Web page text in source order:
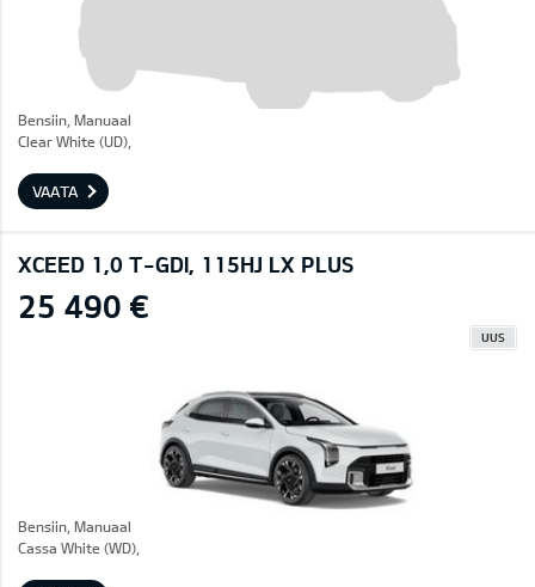
Bensiin, Manuaal
Clear White (UD),
VAATA
XCEED 1,0 T-GDI, 115HJ LX PLUS
25 490 €
UUS
Bensiin, Manuaal
Cassa White (WD),